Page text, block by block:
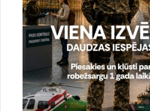
2 gadi
_gat
Statistikas sīkdatnes
uzlabotu vietnes darbību
pakalpojumus)
Izmanto Google